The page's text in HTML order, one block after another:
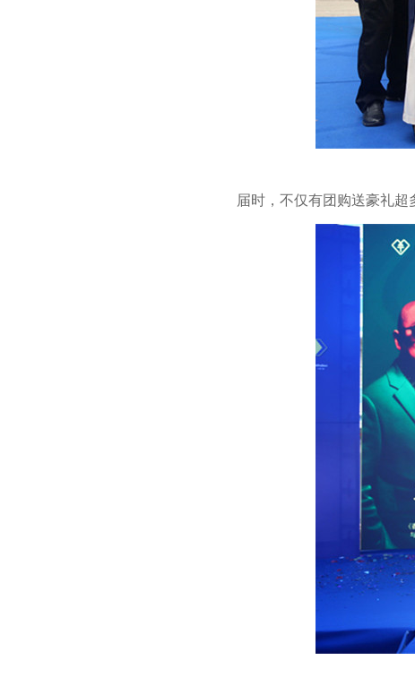
届时，不仅有团购送豪礼